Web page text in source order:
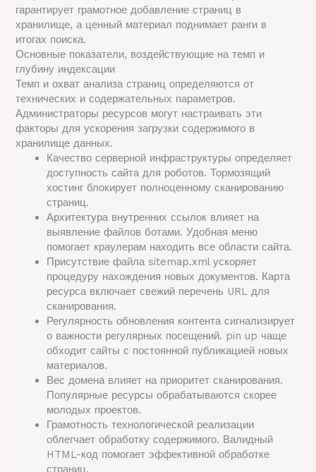
гарантирует грамотное добавление страниц в
хранилище, а ценный материал поднимает ранги в
итогах поиска.
Основные показатели, воздействующие на темп и
глубину индексации
Темп и охват анализа страниц определяются от
технических и содержательных параметров.
Администраторы ресурсов могут настраивать эти
факторы для ускорения загрузки содержимого в
хранилище данных.
Качество серверной инфраструктуры определяет
доступность сайта для роботов. Тормозящий
хостинг блокирует полноценному сканированию
страниц.
Архитектура внутренних ссылок влияет на
выявление файлов ботами. Удобная меню
помогает краулерам находить все области сайта.
Присутствие файла sitemap.xml ускоряет
процедуру нахождения новых документов. Карта
ресурса включает свежий перечень URL для
сканирования.
Регулярность обновления контента сигнализирует
о важности регулярных посещений. pin up чаще
обходит сайты с постоянной публикацией новых
материалов.
Вес домена влияет на приоритет сканирования.
Популярные ресурсы обрабатываются скорее
молодых проектов.
Грамотность технологической реализации
облегчает обработку содержимого. Валидный
HTML-код помогает эффективной обработке
страниц.